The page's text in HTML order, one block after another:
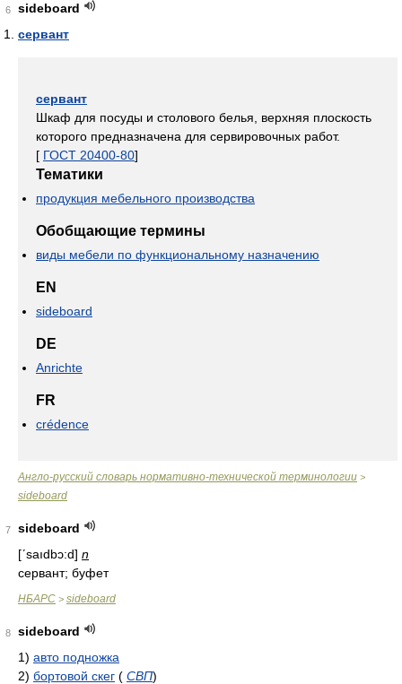
6
sideboard
сервант
сервант
Шкаф для посуды и столового белья, верхняя плоскость
которого предназначена для сервировочных работ.
[ ГОСТ 20400-80]
Тематики
продукция мебельного производства
Обобщающие термины
виды мебели по функциональному назначению
EN
sideboard
DE
Anrichte
FR
crédence
Англо-русский словарь нормативно-технической терминологии >
sideboard
7
sideboard
[ʹsaıdbɔ:d] n
сервант; буфет
НБАРС > sideboard
8
sideboard
1) авто подножка
2) бортовой скег ( СВП)